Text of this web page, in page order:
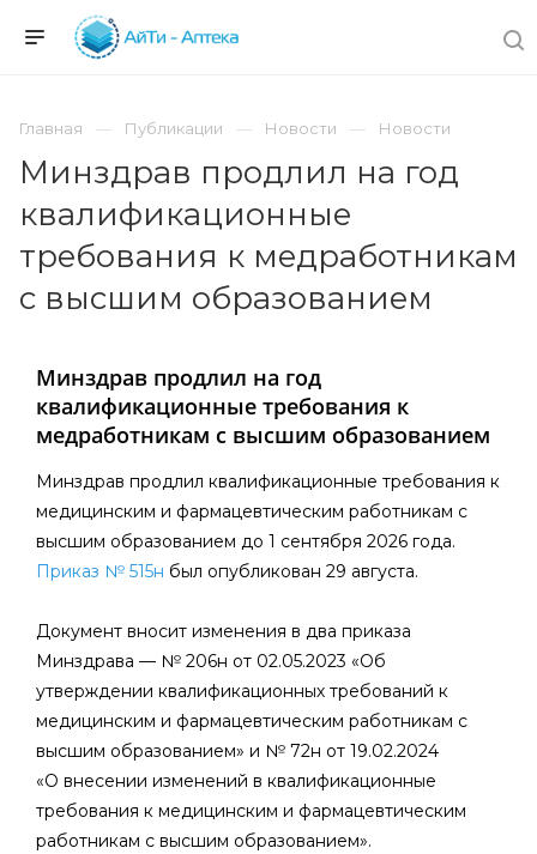
Главная Публикации Новости Новости
Минздрав продлил на год
квалификационные
требования к медработникам
с высшим образованием
Минздрав продлил на год
квалификационные требования к
медработникам с высшим образованием
Минздрав продлил квалификационные требования к
медицинским и фармацевтическим работникам с
высшим образованием до 1 сентября 2026 года.
Приказ № 515н был опубликован 29 августа.
Документ вносит изменения в два приказа
Минздрава — № 206н от 02.05.2023 «Об
утверждении квалификационных требований к
медицинским и фармацевтическим работникам с
высшим образованием» и № 72н от 19.02.2024
«О внесении изменений в квалификационные
требования к медицинским и фармацевтическим
работникам с высшим образованием».